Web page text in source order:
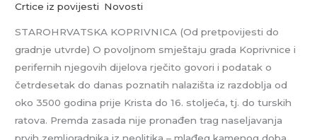
Crtice iz povijesti Novosti
STAROHRVATSKA KOPRIVNICA (Od pretpovijesti do
gradnje utvrde) O povoljnom smještaju grada Koprivnice i
perifernih njegovih dijelova rječito govori i podatak o
četrdesetak do danas poznatih nalazišta iz razdoblja od
oko 3500 godina prije Krista do 16. stoljeća, tj. do turskih
ratova. Premda zasada nije pronađen trag naseljavanja
utvrde)